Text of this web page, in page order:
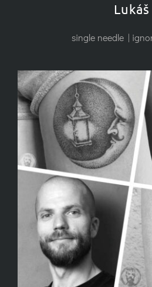
Lukáš
single needle |